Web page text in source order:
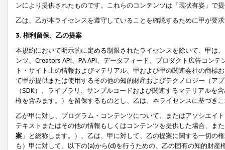
ンにより提供されたものです。これらのコンテンツは「現状有姿」で
乙は、乙が本ライセンスを遵守していることを確認するために甲が要
3. 権利留保、乙の提案
本規約において明示的に定める制限されたライセンスを除いて、甲は
ンツ、Creators API、PA API、データフィード、プロダクト広告コン
ト・サイト上の情報およびマテリアル、甲および甲の関連会社の商
て甲が提供または使用するその他の知的財産およびテクノロジー（ア
（SDK）、ライブラリ、サンプルコードおよび関連するマテリアル
権を含みます。）を留保するものとし、乙は、本ライセンスに基づき
乙が甲に対し、プログラム・コンテンツについて、またはアソシエイ
テキストまたはその他の情報もしくはコンテンツを提供した場合、ま
案 」と総称します。）、乙は、甲に対して、乙の提案に関する一切
も）甲に対して、以下の(a)から(d)を行うための、乙の固有の知的財